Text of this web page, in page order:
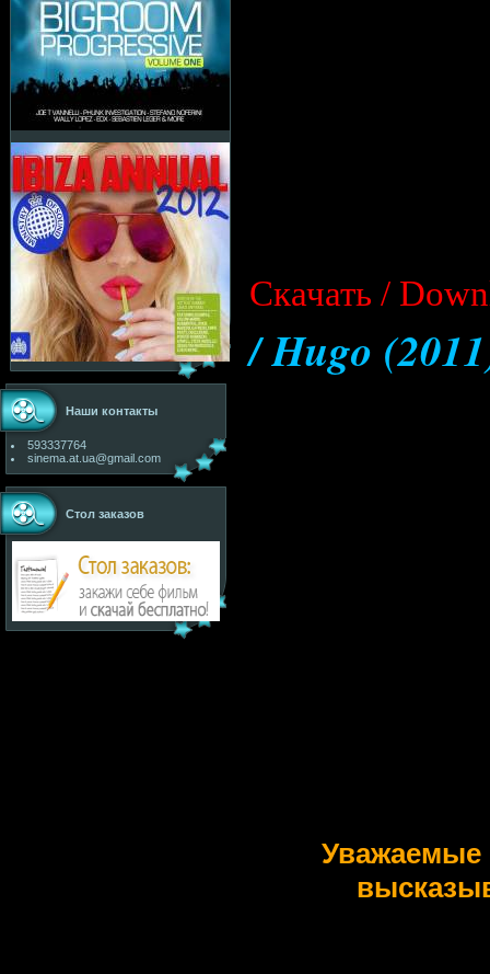
Наши контакты
593337764
sinema.at.ua@gmail.com
Стол заказов
Cкачать /
/ Hugo